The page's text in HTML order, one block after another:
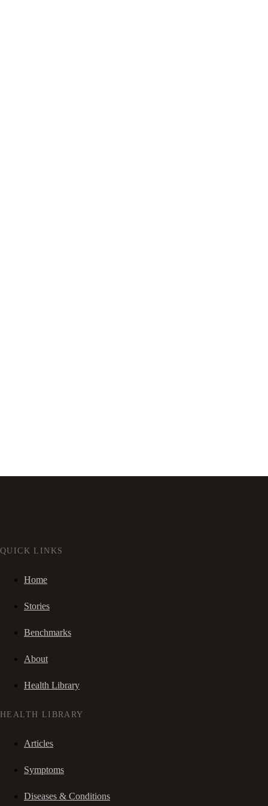
QUICK LINKS
Home
Stories
Benchmarks
About
Health Library
HEALTH LIBRARY
Articles
Symptoms
Diseases & Conditions